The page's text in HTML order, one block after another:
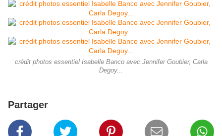
crédit photos essentiel Isabelle Banco avec Jennifer Goubier, Carla
Degoy...
Partager